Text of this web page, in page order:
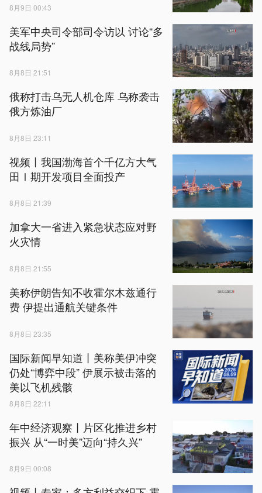
8月9日 00:43
美军中央司令部司令访以 讨论“多
战线局势”
8月8日 21:51
俄称打击乌无人机仓库 乌称袭击
俄方炼油厂
8月8日 23:11
视频丨我国渤海首个千亿方大气
田Ⅰ期开发项目全面投产
8月8日 21:39
加拿大一省进入紧急状态应对野
火灾情
8月8日 21:55
美称伊朗告知不收霍尔木兹通行
费 伊提出通航关键条件
8月8日 23:35
国际新闻早知道丨美称美伊冲突
仍处“博弈中段” 伊展示被击落的
美以飞机残骸
8月8日 22:11
年中经济观察丨片区化推进乡村
振兴 从“一时美”迈向“持久兴”
8月9日 00:08